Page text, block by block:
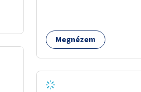
fajok ritkítását,
Megnézem